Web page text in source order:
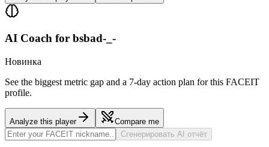
AI Coach for bsbad-_-
Новинка
See the biggest metric gap and a 7-day action plan for this FACEIT
profile.
Analyze this player
Compare me
Сгенерировать AI отчёт